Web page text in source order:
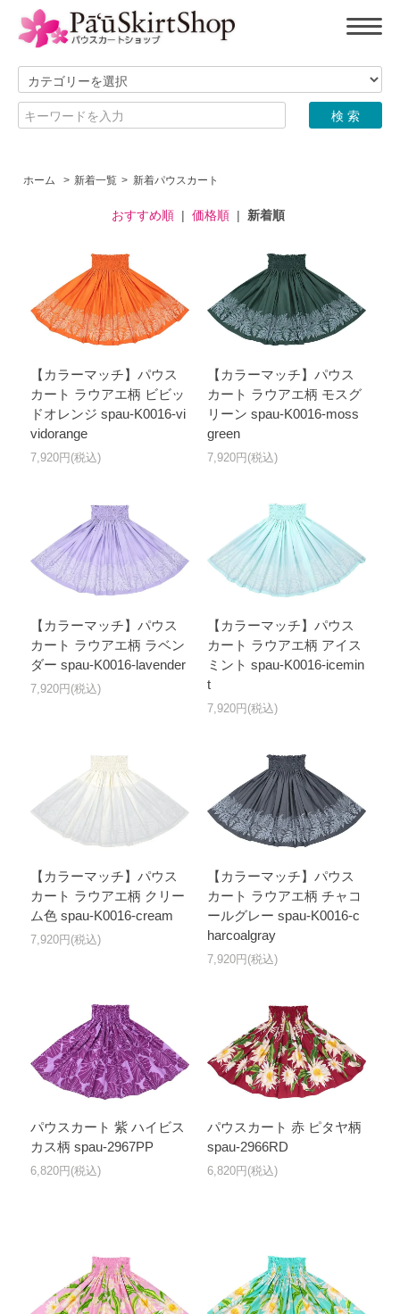
ホーム > 新着一覧 > 新着パウスカート
おすすめ順| 価格順| 新着順
【カラーマッチ】パウス
カート ラウアエ柄 ビビッ
ドオレンジ spau-K0016-vi
vidorange
7,920円(税込)
【カラーマッチ】パウス
カート ラウアエ柄 モスグ
リーン spau-K0016-moss
green
7,920円(税込)
【カラーマッチ】パウス
カート ラウアエ柄 ラベン
ダー spau-K0016-lavender
7,920円(税込)
【カラーマッチ】パウス
カート ラウアエ柄 アイス
ミント spau-K0016-icemin
t
7,920円(税込)
【カラーマッチ】パウス
カート ラウアエ柄 クリー
ム色 spau-K0016-cream
7,920円(税込)
【カラーマッチ】パウス
カート ラウアエ柄 チャコ
ールグレー spau-K0016-c
harcoalgray
7,920円(税込)
パウスカート 紫 ハイビス
カス柄 spau-2967PP
6,820円(税込)
パウスカート 赤 ピタヤ柄
spau-2966RD
6,820円(税込)